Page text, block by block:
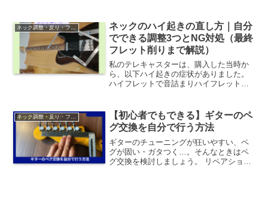
は、自分でしたいと考えている人間の一
人です。今回使用するのは...
ネック調整・反り・フレット擦り合わせ
ネックのハイ起きの直し方｜自分
でできる調整3つとNG対処（最終
フレット削りまで解説）
私のテレキャスターは、購入した当時か
ら、以下ハイ起きの症状がありました。
ハイフレットで音詰まりハイフレットビ
える症状でも、個人で対応できるケース
は多くありますまずは次の...
ネック調整・反り・フレット擦り合わせ
【初心者でもできる】ギターのペ
グ交換を自分で行う方法
ギターのチューニングが狂いやすい、ペ
グが固い・ガタつく…。そんなときはペ
グ交換を検討しましょう。 リペアショッ